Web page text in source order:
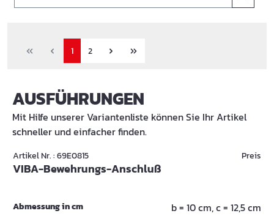
1 2
AUSFÜHRUNGEN
Mit Hilfe unserer Variantenliste können Sie Ihr Artikel
schneller und einfacher finden.
Artikel Nr. : 69E0815
VIBA-Bewehrungs-Anschluß
Preis
Abmessung in cm b = 10 cm, c = 12,5 cm